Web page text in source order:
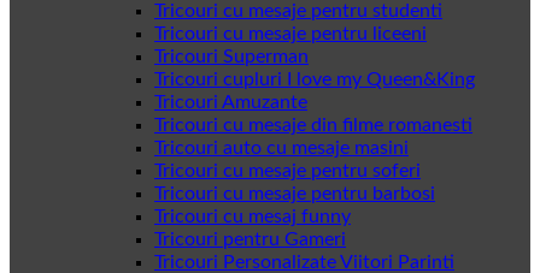
Tricouri cu mesaje pentru studenti
Tricouri cu mesaje pentru liceeni
Tricouri Superman
Tricouri cupluri I love my Queen&King
Tricouri Amuzante
Tricouri cu mesaje din filme romanesti
Tricouri auto cu mesaje masini
Tricouri cu mesaje pentru soferi
Tricouri cu mesaje pentru barbosi
Tricouri cu mesaj funny
Tricouri pentru Gameri
Tricouri Personalizate Viitori Parinti